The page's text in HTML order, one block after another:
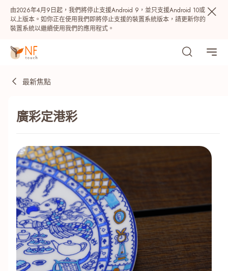
由2026年4月9日起，我們將停止支援Android 9，並只支援Android 10或
以上版本。如你正在使用我們即將停止支援的裝置系統版本，請更新你的
裝置系統以繼續使用我們的應用程式。
熱門
NF 種籽 NF Points AIRSIDE
最近搜尋紀錄
最新焦點
廣彩定港彩